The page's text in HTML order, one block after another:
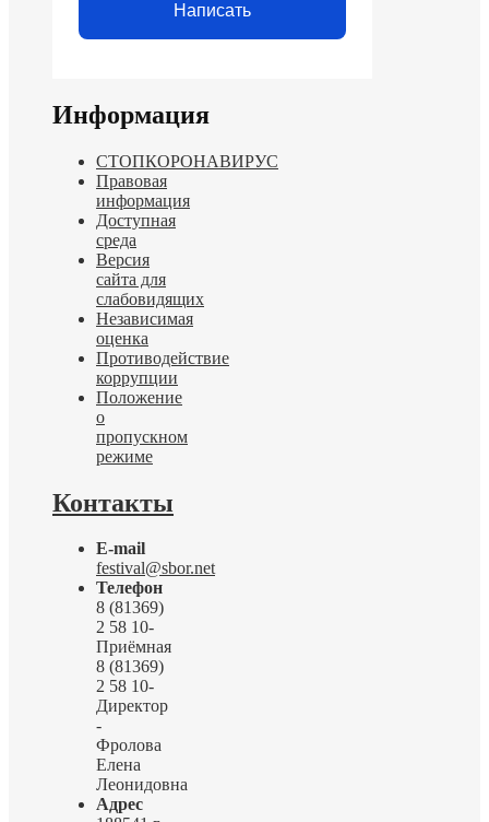
Написать
Информация
СТОПКОРОНАВИРУС
Правовая
информация
Доступная
среда
Версия
сайта для
слабовидящих
Независимая
оценка
Противодействие
коррупции
Положение
о
пропускном
режиме
Контакты
E-mail
festival@sbor.net
Телефон
8 (81369)
2 58 10-
Приёмная
8 (81369)
2 58 10-
Директор
-
Фролова
Елена
Леонидовна
Адрес